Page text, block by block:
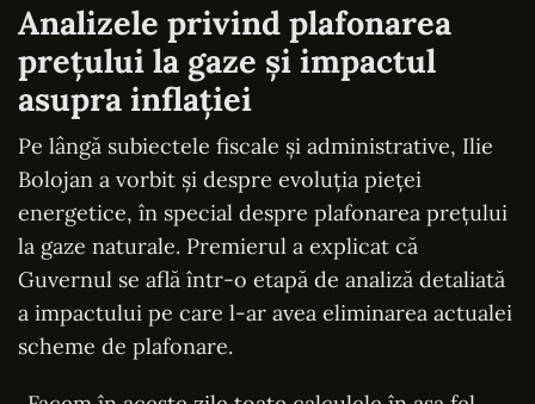
Analizele privind plafonarea
prețului la gaze și impactul
asupra inflației
Pe lângă subiectele fiscale și administrative, Ilie
Bolojan a vorbit și despre evoluția pieței
energetice, în special despre plafonarea prețului
la gaze naturale. Premierul a explicat că
Guvernul se află într-o etapă de analiză detaliată
a impactului pe care l-ar avea eliminarea actualei
scheme de plafonare.